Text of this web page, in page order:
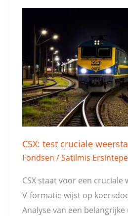
CSX: test cruciale
Fondsen /Satilmis Ersintepe
CSX staat voor een
V-formatie wijst op
Analyse van een
cruciale
weerstand